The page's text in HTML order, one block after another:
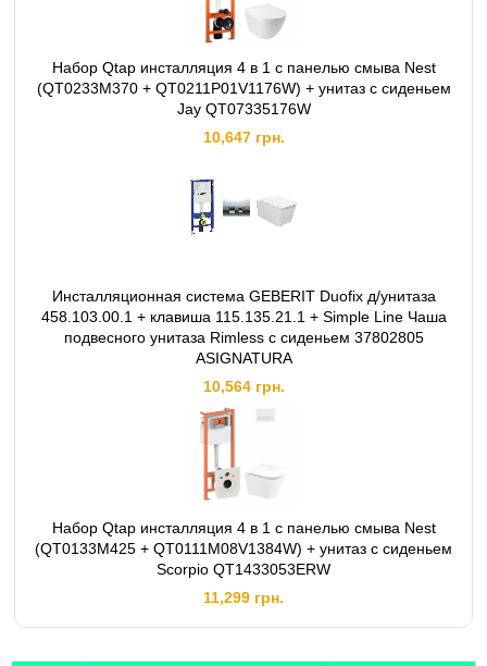
Набор Qtap инсталляция 4 в 1 с панелью смыва Nest
(QT0233M370 + QT0211P01V1176W) + унитаз с сиденьем
Jay QT07335176W
10,647 грн.
Инсталляционная система GEBERIT Duofix д/унитаза
458.103.00.1 + клавиша 115.135.21.1 + Simple Line Чаша
подвесного унитаза Rimless с сиденьем 37802805
ASIGNATURA
10,564 грн.
Набор Qtap инсталляция 4 в 1 с панелью смыва Nest
(QT0133M425 + QT0111M08V1384W) + унитаз с сиденьем
Scorpio QT1433053ERW
11,299 грн.